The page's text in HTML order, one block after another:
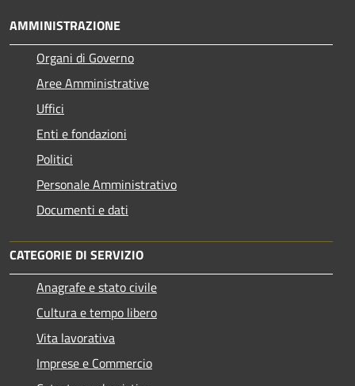
AMMINISTRAZIONE
Organi di Governo
Aree Amministrative
Uffici
Enti e fondazioni
Politici
Personale Amministrativo
Documenti e dati
CATEGORIE DI SERVIZIO
Anagrafe e stato civile
Cultura e tempo libero
Vita lavorativa
Imprese e Commercio